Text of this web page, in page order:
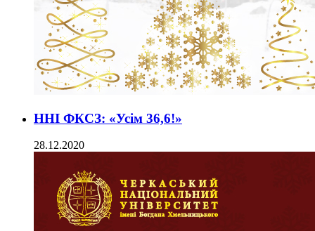
ННІ ФКСЗ: «Усім 36,6!»
28.12.2020